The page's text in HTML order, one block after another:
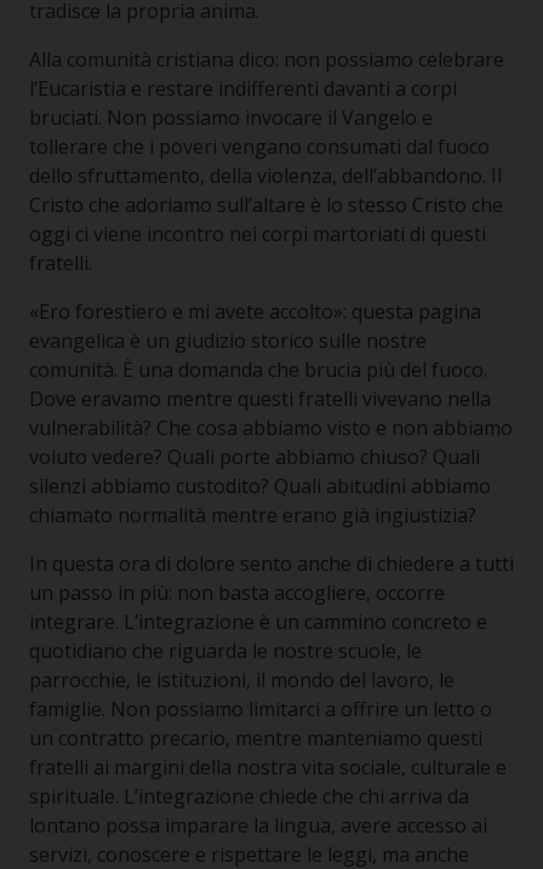
tradisce la propria anima.
Alla comunità cristiana dico: non possiamo celebrare
l’Eucaristia e restare indifferenti davanti a corpi
bruciati. Non possiamo invocare il Vangelo e
tollerare che i poveri vengano consumati dal fuoco
dello sfruttamento, della violenza, dell’abbandono. Il
Cristo che adoriamo sull’altare è lo stesso Cristo che
oggi ci viene incontro nei corpi martoriati di questi
fratelli.
«Ero forestiero e mi avete accolto»: questa pagina
evangelica è un giudizio storico sulle nostre
comunità. È una domanda che brucia più del fuoco.
Dove eravamo mentre questi fratelli vivevano nella
vulnerabilità? Che cosa abbiamo visto e non abbiamo
voluto vedere? Quali porte abbiamo chiuso? Quali
silenzi abbiamo custodito? Quali abitudini abbiamo
chiamato normalità mentre erano già ingiustizia?
In questa ora di dolore sento anche di chiedere a tutti
un passo in più: non basta accogliere, occorre
integrare. L’integrazione è un cammino concreto e
quotidiano che riguarda le nostre scuole, le
parrocchie, le istituzioni, il mondo del lavoro, le
famiglie. Non possiamo limitarci a offrire un letto o
un contratto precario, mentre manteniamo questi
fratelli ai margini della nostra vita sociale, culturale e
spirituale. L’integrazione chiede che chi arriva da
lontano possa imparare la lingua, avere accesso ai
servizi, conoscere e rispettare le leggi, ma anche